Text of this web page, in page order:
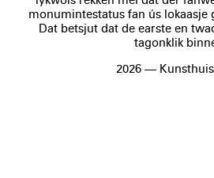
monumintestatus fan ús lokaasje
Dat betsjut dat de earste en
tagonklik
2026 —